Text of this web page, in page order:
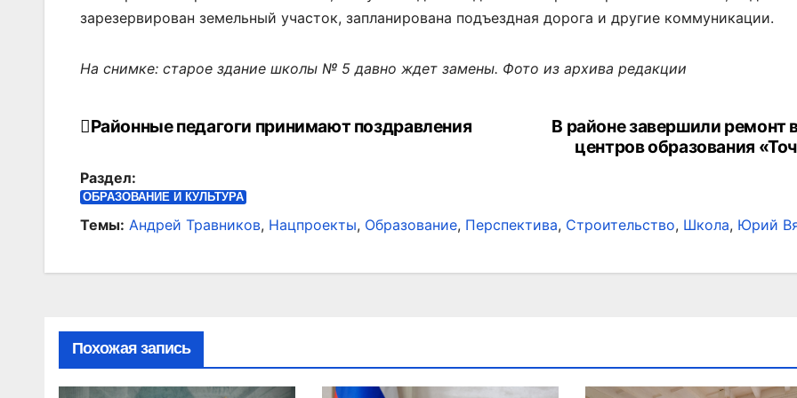
зарезервирован земельный участок, запланирована подъездная дорога и другие коммуникации.
На снимке: старое здание школы № 5 давно ждет замены. Фото из архива редакции
Навигация
по
записям
В районе завершили ремонт
центров образования
Районные педагоги принимают поздравления
Раздел:
ОБРАЗОВАНИЕ И КУЛЬТУРА
Темы: Андрей Травников, Нацпроекты, Образование, Перспектива, Строительство, Школа, Юрий
Похожая запись